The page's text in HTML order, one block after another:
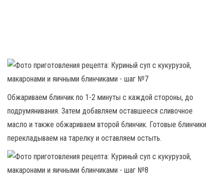
Обжариваем блинчик по 1-2 минуты с каждой стороны, до
подрумянивания. Затем добавляем оставшееся сливочное
масло и также обжариваем второй блинчик. Готовые блинчики
перекладываем на тарелку и оставляем остыть.